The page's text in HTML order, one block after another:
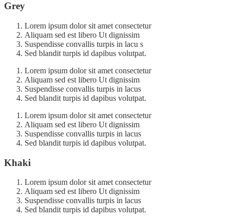
Grey
Lorem ipsum dolor sit amet consectetur
Aliquam sed est libero Ut dignissim
Suspendisse convallis turpis in lacu s
Sed blandit turpis id dapibus volutpat.
Lorem ipsum dolor sit amet consectetur
Aliquam sed est libero Ut dignissim
Suspendisse convallis turpis in lacus
Sed blandit turpis id dapibus volutpat.
Lorem ipsum dolor sit amet consectetur
Aliquam sed est libero Ut dignissim
Suspendisse convallis turpis in lacus
Sed blandit turpis id dapibus volutpat.
Khaki
Lorem ipsum dolor sit amet consectetur
Aliquam sed est libero Ut dignissim
Suspendisse convallis turpis in lacus
Sed blandit turpis id dapibus volutpat.